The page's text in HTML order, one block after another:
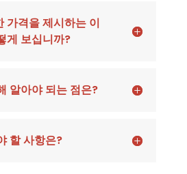
가격을 제시하는 이
게 보십니까?
알아야 되는 점은?
할 사항은?